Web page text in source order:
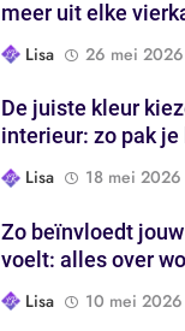
meer uit elke
Lisa
26 mei 2026
De juiste kleur
interieur: zo pak je
Lisa
18 mei 2026
Zo beïnvloedt
voelt: alles over
Lisa
10 mei 2026